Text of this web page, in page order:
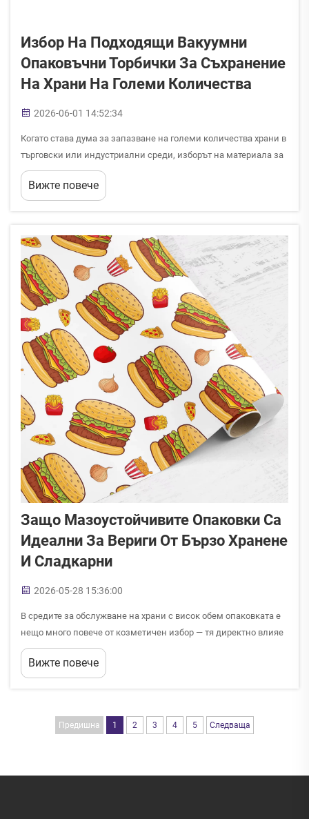
Избор На Подходящи Вакуумни
Опаковъчни Торбички За Съхранение
На Храни На Големи Количества
2026-06-01 14:52:34
Когато става дума за запазване на големи количества храни в
търговски или индустриални среди, изборът на материала за
контейнера може да определи успеха или неуспеха на вашето
съхранение. Вакуумните опаковъчни торбички са станали
Вижте повече
Защо Мазоустойчивите Опаковки Са
Идеални За Вериги От Бързо Хранене
И Сладкарни
2026-05-28 15:36:00
В средите за обслужване на храни с висок обем опаковката е
нещо много повече от козметичен избор — тя директно влияе
върху цялостността на продукта, клиентското изживяване и
оперативната ефективност. За веригите от бързо хранене и
Вижте повече
Предишна 1 2 3 4 5 Следваща